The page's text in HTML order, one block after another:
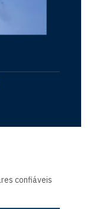
confiáveis